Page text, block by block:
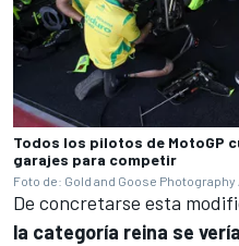
Todos los pilotos de MotoGP
garajes para competir
Foto de: Gold and Goose
De concretarse esta
la categoría reina se